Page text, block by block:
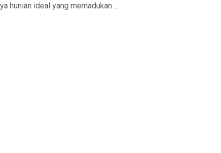
hunian ideal yang memadukan ...